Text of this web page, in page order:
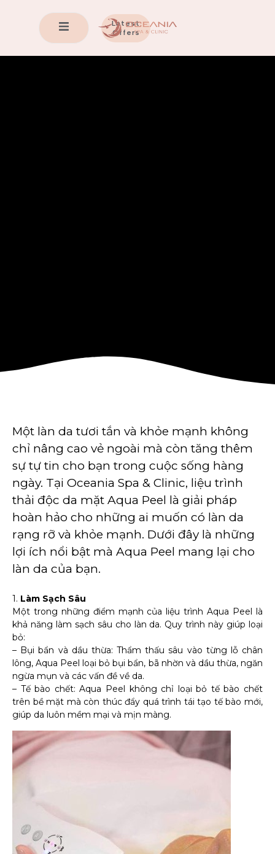
Latest
Offers
Một làn da tươi tắn và khỏe mạnh không
chỉ nâng cao vẻ ngoài mà còn tăng thêm
sự tự tin cho bạn trong cuộc sống hàng
ngày. Tại Oceania Spa & Clinic, liệu trình
thải độc da mặt Aqua Peel là giải pháp
hoàn hảo cho những ai muốn có làn da
rạng rỡ và khỏe mạnh. Dưới đây là những
lợi ích nổi bật mà Aqua Peel mang lại cho
làn da của bạn.
1. Làm Sạch Sâu
Một trong những điểm mạnh của liệu trình Aqua Peel là
khả năng làm sạch sâu cho làn da. Quy trình này giúp loại
bỏ:
– Bụi bẩn và dầu thừa: Thẩm thấu sâu vào từng lỗ chân
lông, Aqua Peel loại bỏ bụi bẩn, bã nhờn và dầu thừa, ngăn
ngừa mụn và các vấn đề về da.
– Tế bào chết: Aqua Peel không chỉ loại bỏ tế bào chết
trên bề mặt mà còn thúc đẩy quá trình tái tạo tế bào mới,
giúp da luôn mềm mại và mịn màng.